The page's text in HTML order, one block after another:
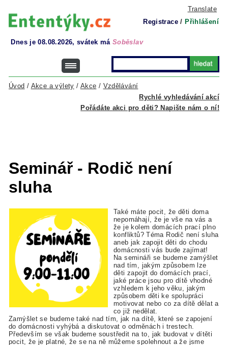
Translate
Registrace / Přihlášení
Dnes je 08.08.2026, svátek má Soběslav
Rychlé vyhledávání akcí
Úvod / Akce a výlety / Akce / Vzdělávání
Pořádáte akci pro děti? Napište nám o ní!
Seminář - Rodič není
sluha
Také máte pocit, že děti doma
nepomáhají, že je vše na vás a
že je kolem domácích prací plno
konfliktů? Téma Rodič není sluha
aneb jak zapojit děti do chodu
domácnosti vás bude zajímat!
Na semináři se budeme zamýšlet
nad tím, jakým způsobem lze
děti zapojit do domácích prací,
jaké práce jsou pro dítě vhodné
vzhledem k jeho věku, jakým
způsobem děti ke spolupráci
motivovat nebo co za dítě dělat a
co již nedělat.
Zamýšlet se budeme také nad tím, jak na dítě, které se zapojení
do domácnosti vyhýbá a diskutovat o odměnách i trestech.
Především se však budeme soustředit na to, jak budovat v dítěti
pocit, že je platné, že se na ně můžeme spolehnout a že jsme